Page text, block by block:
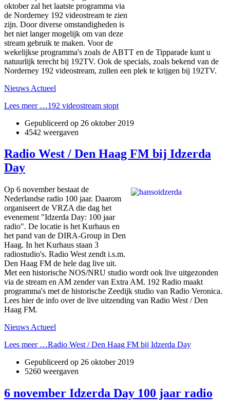
oktober zal het laatste programma via
de Norderney 192 videostream te zien
zijn. Door diverse omstandigheden is
het niet langer mogelijk om van deze
stream gebruik te maken. Voor de
wekelijkse programma's zoals de ABTT en de Tipparade kunt u
natuurlijk terecht bij 192TV. Ook de specials, zoals bekend van de
Norderney 192 videostream, zullen een plek te krijgen bij 192TV.
Nieuws Actueel
Lees meer …192 videostream stopt
Gepubliceerd op 26 oktober 2019
4542 weergaven
Radio West / Den Haag FM bij Idzerda
Day
Op 6 november bestaat de
Nederlandse radio 100 jaar. Daarom
organiseert de VRZA die dag het
evenement "Idzerda Day: 100 jaar
radio". De locatie is het Kurhaus en
het pand van de DIRA-Group in Den
Haag. In het Kurhaus staan 3
radiostudio's. Radio West zendt i.s.m.
Den Haag FM de hele dag live uit.
Met een historische NOS/NRU studio wordt ook live uitgezonden
via de stream en AM zender van Extra AM. 192 Radio maakt
programma's met de historische Zeedijk studio van Radio Veronica.
Lees hier de info over de live uitzending van Radio West / Den
Haag FM.
Nieuws Actueel
Lees meer …Radio West / Den Haag FM bij Idzerda Day
Gepubliceerd op 26 oktober 2019
5260 weergaven
6 november Idzerda Day 100 jaar radio